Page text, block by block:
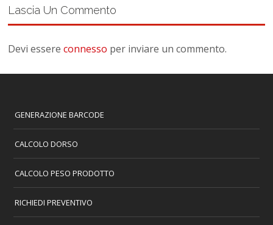
Lascia Un Commento
Devi essereconnesso per inviare un commento.
GENERAZIONE BARCODE
CALCOLO DORSO
CALCOLO PESO PRODOTTO
RICHIEDI PREVENTIVO